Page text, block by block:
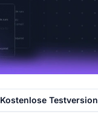
Kostenlose Testversion